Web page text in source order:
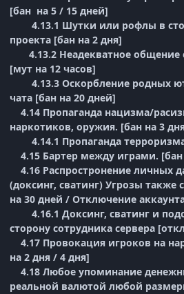
[бан на 5 / 15 дней]
4.13.1 Шутки или рофлы в
проекта [бан на 2 дня]
4.13.2 Неадекватное общение
[мут на 12 часов]
4.13.3 Оскорбление родных
чата [бан на 20 дней]
4.14 Пропаганда нацизма/
наркотиков, оружия. [бан на 3
4.14.1 Пропаганда
4.15 Бартер между играми. [бан
4.16 Распростронение личных
(доксинг, сватинг) Угрозы также
на 30 дней / Отключение
4.16.1 Доксинг, сватинг и
сторону сотрудника сервера
4.17 Провокация игроков на
на 2 дня / 4 дня]
4.18 Любое упоминание
реальной валютой любой